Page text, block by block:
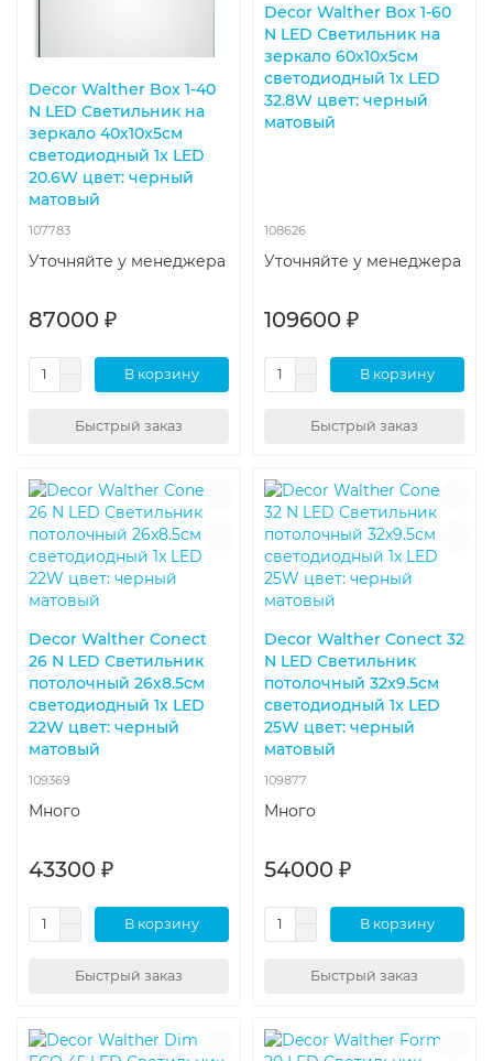
Decor Walther Box 1-40
N LED Светильник на
зеркало 40x10x5см
светодиодный 1x LED
20.6W цвет: черный
матовый
107783
Уточняйте у менеджера
87000 ₽
В корзину
Быстрый заказ
Decor Walther Box 1-60
N LED Светильник на
зеркало 60x10x5см
светодиодный 1x LED
32.8W цвет: черный
матовый
108626
Уточняйте у менеджера
109600 ₽
В корзину
Быстрый заказ
Decor Walther Conect
26 N LED Светильник
потолочный 26x8.5см
светодиодный 1x LED
22W цвет: черный
матовый
109369
Много
43300 ₽
В корзину
Быстрый заказ
Decor Walther Conect 32
N LED Светильник
потолочный 32x9.5см
светодиодный 1x LED
25W цвет: черный
матовый
109877
Много
54000 ₽
В корзину
Быстрый заказ